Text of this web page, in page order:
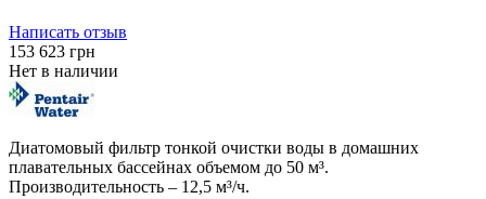
Написать отзыв
‍153 623‍ грн
Нет в наличии
Диатомовый фильтр тонкой очистки воды в домашних
плавательных бассейнах объемом до 50 м³.
Производительность – 12,5 м³/ч.